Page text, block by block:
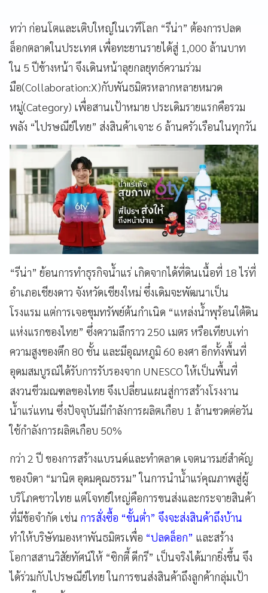
ทว่า ก่อนโตและเติบใหญ่ในเวทีโลก “รีน่า” ต้องการปลด
ล็อกตลาดในประเทศ เพื่อทะยานรายได้สู่ 1,000 ล้านบาท
ใน 5 ปีข้างหน้า จึงเดินหน้าลุยกลยุทธ์ความร่วม
มือ(Collaboration:X)กับพันธมิตรหลากหลายหมวด
หมู่(Category) เพื่อสานเป้าหมาย ประเดิมรายแรกคือรวม
พลัง “ไปรษณีย์ไทย” ส่งสินค้าเจาะ 6 ล้านครัวเรือนในทุกวัน
“รีน่า” ย้อนการทำธุรกิจน้ำแร่ เกิดจากได้ที่ดินเนื้อที่ 18 ไร่ที่
อำเภอเชียงดาว จังหวัดเชียงใหม่ ซึ่งเดิมจะพัฒนาเป็น
โรงแรม แต่การเจอขุมทรัพย์ต้นกำเนิด “แหล่งน้ำพุร้อนใต้ดิน
แห่งแรกของไทย” ซึ่งความลึกราว 250 เมตร หรือเทียบเท่า
ความสูงของตึก 80 ชั้น และมีอุณหภูมิ 60 องศา อีกทั้งพื้นที่
อุดมสมบูรณ์ได้รับการรับรองจาก UNESCO ให้เป็นพื้นที่
สงวนชีวมณฑลของไทย จึงเปลี่ยนแผนสู่การสร้างโรงงาน
น้ำแร่แทน ซึ่งปัจจุบันมีกำลังการผลิตเกือบ 1 ล้านขวดต่อวัน
ใช้กำลังการผลิตเกือบ 50%
กว่า 2 ปี ของการสร้างแบรนด์และทำตลาด เจตนารมย์สำคัญ
ของบิดา “มานิต อุดมคุณธรรม” ในการนำน้ำแร่คุณภาพสู่ผู้
บริโภคชาวไทย แต่โจทย์ใหญ่คือการขนส่งและกระจายสินค้า
ที่มีข้อจำกัด เช่น การสั่งซื้อ “ขั้นต่ำ” จึงจะส่งสินค้าถึงบ้าน
ทำให้บริษัทมองหาพันธมิตรเพื่อ “ปลดล็อก” และสร้าง
โอกาสสานวิสัยทัศน์ให้ “ซิกตี้ ดีกรี” เป็นจริงได้มากยิ่งขึ้น จึง
ได้ร่วมกับไปรษณีย์ไทย ในการขนส่งสินค้าถึงลูกค้ากลุ่มเป้า